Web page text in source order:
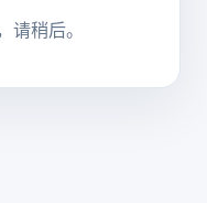
请稍后。